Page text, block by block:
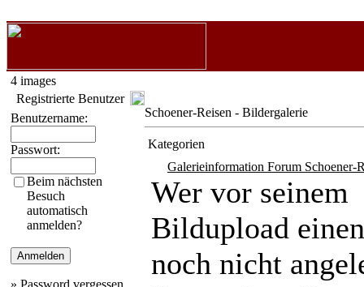
4 images
Registrierte Benutzer
Benutzername:
Passwort:
Beim nächsten
Besuch
automatisch
anmelden?
» Password vergessen
Schoener-Reisen - Bildergalerie
Kategorien
Galerieinformation Forum Schoener-
Wer vor seinem
Bildupload
noch nicht